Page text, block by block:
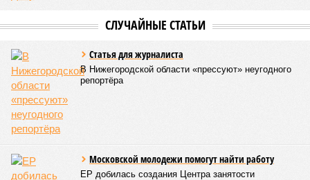
своё.
Цифры
По данным за 2025 год, лидером по средней
продолжительности жизни из всех стран стало
Княжество Монако. В общем-то, неудивительно с
учётом богатства и благополучия этого крохотного
оказывается, за Гонконгом. Если в Монако
большинство доживают до 87 лет, то в Гонконге – до